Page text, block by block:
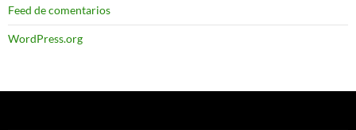
Feed de comentarios
WordPress.org